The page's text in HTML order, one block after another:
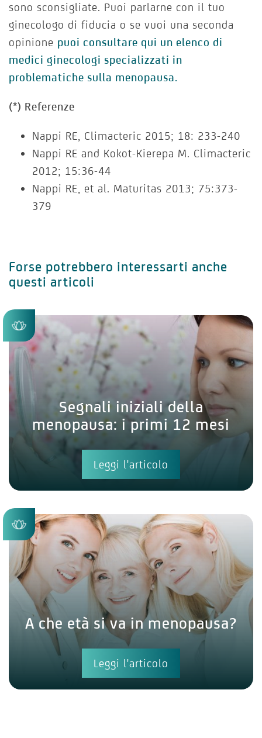
sono sconsigliate. Puoi parlarne con il tuo
ginecologo di fiducia o se vuoi una seconda
opinione puoi consultare qui un elenco di
medici ginecologi specializzati in
problematiche sulla menopausa.
(*) Referenze
Nappi RE, Climacteric 2015; 18: 233-240
Nappi RE and Kokot-Kierepa M. Climacteric
2012; 15:36-44
Nappi RE, et al. Maturitas 2013; 75:373-
379
Forse potrebbero interessarti anche
questi articoli
Segnali iniziali della
menopausa: i primi 12 mesi
Leggi l'articolo
A che età si va in menopausa?
Leggi l'articolo